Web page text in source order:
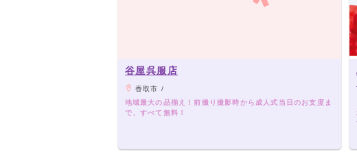
谷屋呉服店
香取市 /
地域最大の品揃え！前撮り撮影時から成人式当日のお支度ま
で、すべて無料！